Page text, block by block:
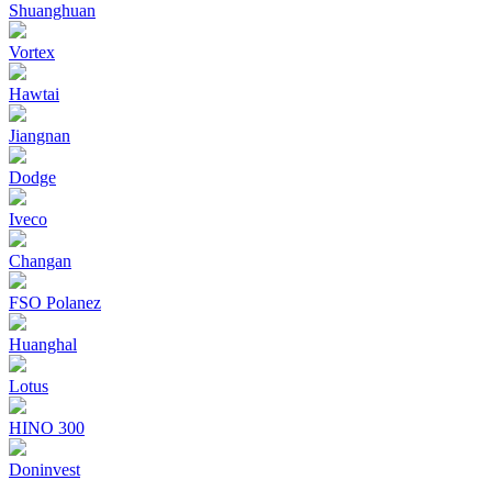
Shuanghuan
Vortex
Hawtai
Jiangnan
Dodge
Iveco
Changan
FSO Polanez
Huanghal
Lotus
HINO 300
Doninvest